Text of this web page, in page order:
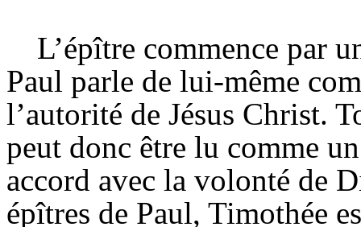
L’épître commence par
Paul parle de lui-même
l’autorité de Jésus Christ.
peut donc être lu comme
accord avec la volonté de
épîtres de Paul, Timothée